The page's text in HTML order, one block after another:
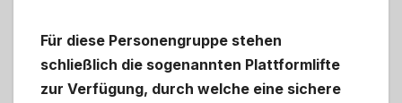
Für diese Personengruppe stehen
schließlich die sogenannten Plattformlifte
zur Verfügung, durch welche eine sichere